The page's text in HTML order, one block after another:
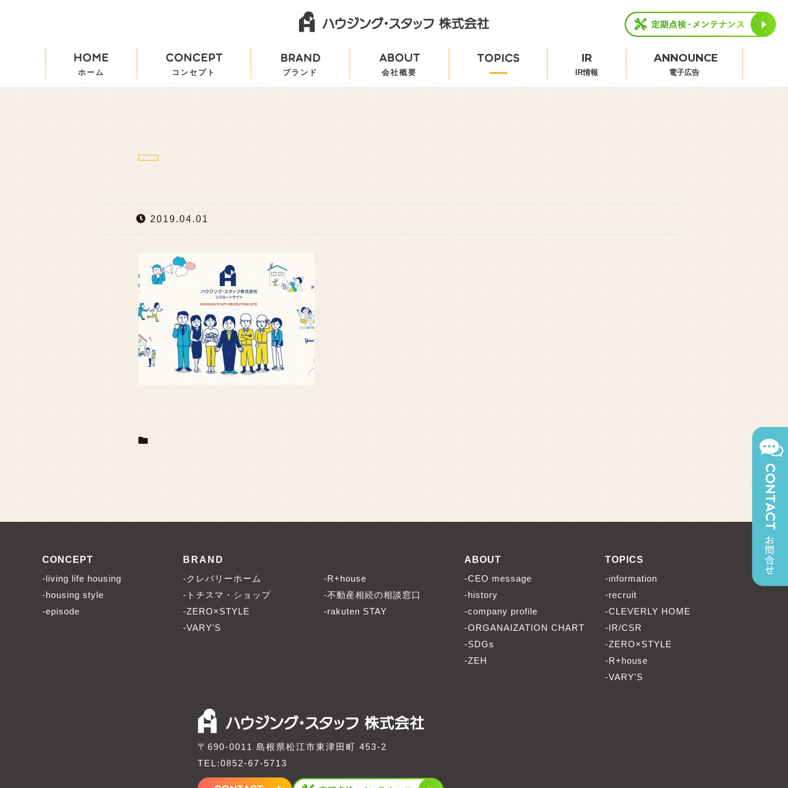
IR
IR情報
ANNOUNCE
電子広告
2019.04.01
CONCEPT
-living life housing
-housing style
-episode
BRAND
-クレバリーホーム
-トチスマ・ショップ
-ZERO×STYLE
-VARY'S
-R+house
-不動産相続の相談窓口
-rakuten STAY
ABOUT
-CEO message
-history
-company profile
-ORGANAIZATION CHART
-SDGs
-ZEH
TOPICS
-information
-recruit
-CLEVERLY HOME
-IR/CSR
-ZERO×STYLE
-R+house
-VARY'S
〒690-0011 島根県松江市東津田町 453-2
TEL:0852-67-5713